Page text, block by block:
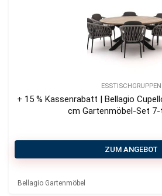
ESSTISCHGRUPPEN
+ 15 % Kassenrabatt | Bellagio
cm Gartenmöbel-Set 7-
ZUM ANGEBOT
Bellagio Gartenmöbel